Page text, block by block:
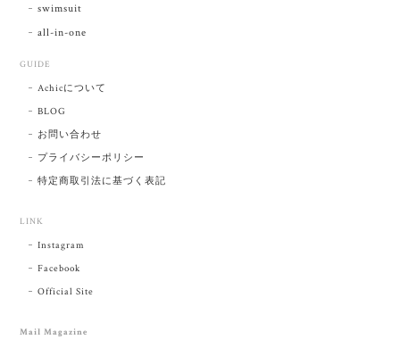
swimsuit
all-in-one
GUIDE
Achicについて
BLOG
お問い合わせ
プライバシーポリシー
特定商取引法に基づく表記
LINK
Instagram
Facebook
Official Site
Mail Magazine